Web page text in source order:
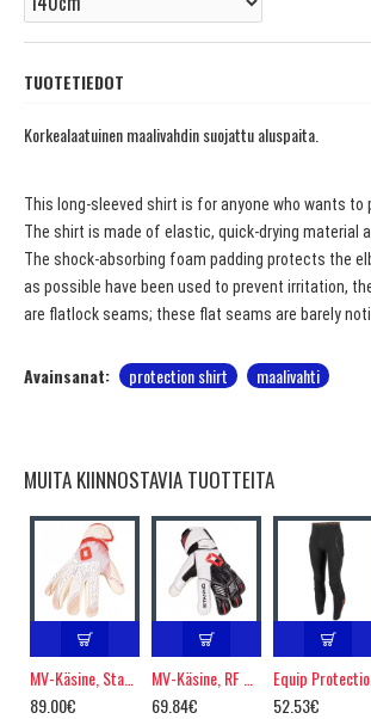
TUOTETIEDOT
Korkealaatuinen maalivahdin suojattu aluspaita.
This long-sleeved shirt is for anyone who wants to
The shirt is made of elastic, quick-drying material
The shock-absorbing foam padding protects the
as possible have been used to prevent irritation,
are flatlock seams; these flat seams are barely
Avainsanat: protection shirt maalivahti
MUITA KIINNOSTAVIA TUOTTEITA
89.00€
69.84€
Equip Protection tight
52.53€